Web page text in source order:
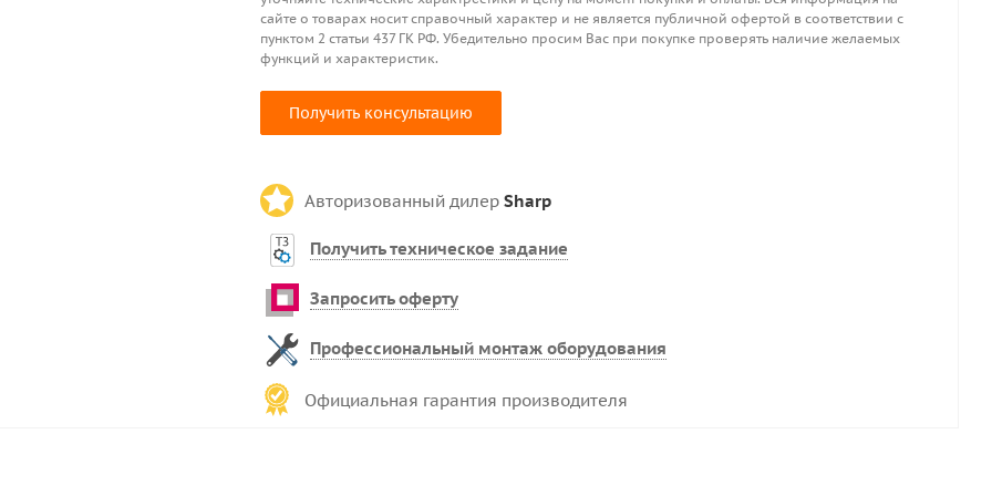
сайте о товарах носит справочный характер и не является публичной офертой в соответствии с
пунктом 2 статьи 437 ГК РФ. Убедительно просим Вас при покупке проверять наличие желаемых
функций и характеристик.
Получить консультацию
Авторизованный дилер Sharp
Получить техническое задание
Запросить оферту
Профессиональный монтаж оборудования
Официальная гарантия производителя